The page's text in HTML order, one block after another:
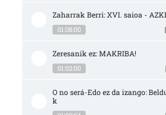
Zaharrak Berri: XVI. saioa -
01:08:00
Zeresanik ez: MAKRIBA!
01:02:00
O no será-Edo ez da izango:
k